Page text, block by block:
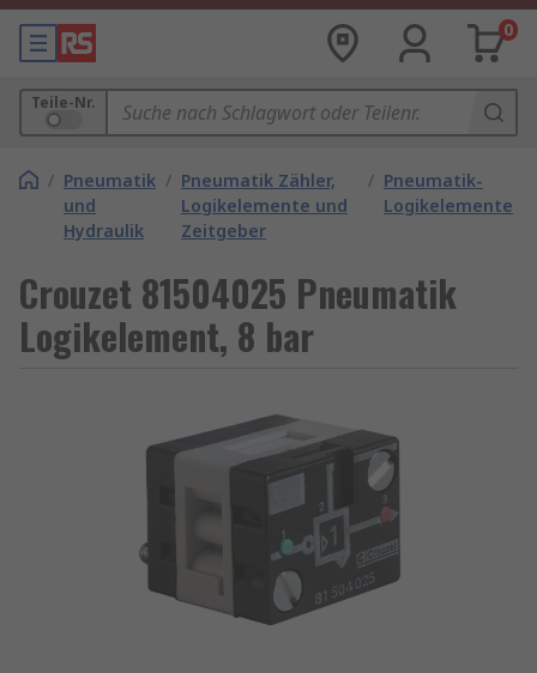
0
Teile-Nr.
/ Pneumatik
und
Hydraulik
/ Pneumatik Zähler,
Logikelemente und
Zeitgeber
/ Pneumatik-
Logikelemente
Crouzet 81504025 Pneumatik
Logikelement, 8 bar